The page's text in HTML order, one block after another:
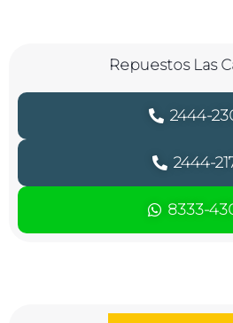
Repuestos Las
2444-
2444-
8333-